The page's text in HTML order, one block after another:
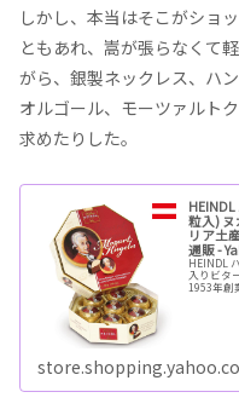
しかし、本当はそこがショ
ともあれ、嵩が張らなくて
がら、銀製ネックレス、ハ
オルゴール、モーツァルト
求めたりした。
粒入)
リア土
通販 -
HEINDL
入りビタ
1953年創